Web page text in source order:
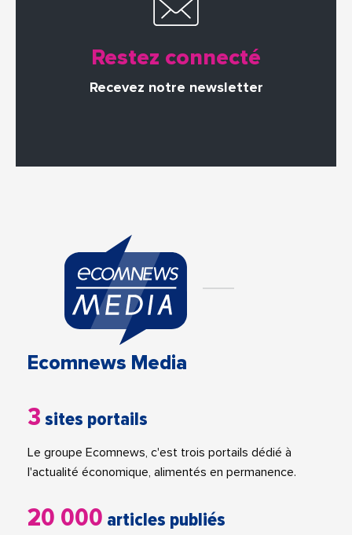
Restez connecté
Recevez notre newsletter
Ecomnews Media
3 sites portails
Le groupe Ecomnews, c'est trois portails dédié à
l'actualité économique, alimentés en permanence.
20 000 articles publiés